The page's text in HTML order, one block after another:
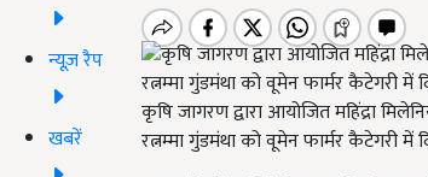
न्यूज़ रैप
खबरें
कृषि जागरण द्वारा आयोजित महिंद्रा
रत्नम्मा गुंडमंथा को वूमेन फार्मर कैटेगरी में